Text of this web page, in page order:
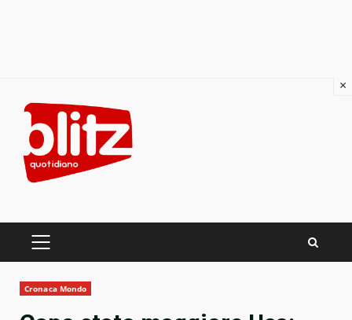
content
PRIMARY
Cronaca Mondo
×